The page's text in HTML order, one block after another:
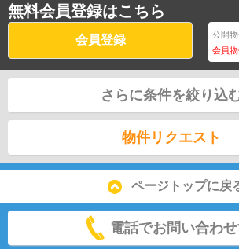
無料会員登録はこちら
会員登録 公開
会員
さらに条件を絞り込
物件リクエスト
ページトップに戻
電話でお問い合わ